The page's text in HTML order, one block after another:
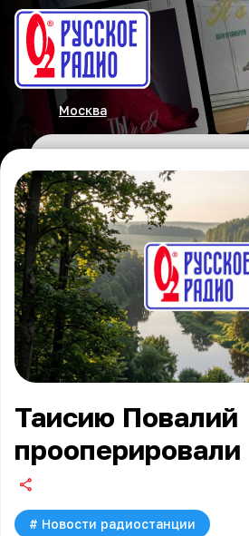
Москва
Таисию Повалий
прооперировали
# Новости радиостанции